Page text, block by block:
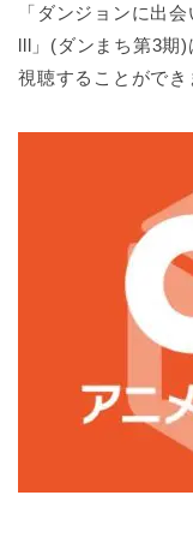
「ダンジョンに出
lll」(ダンまち第3期)
視聴することができ